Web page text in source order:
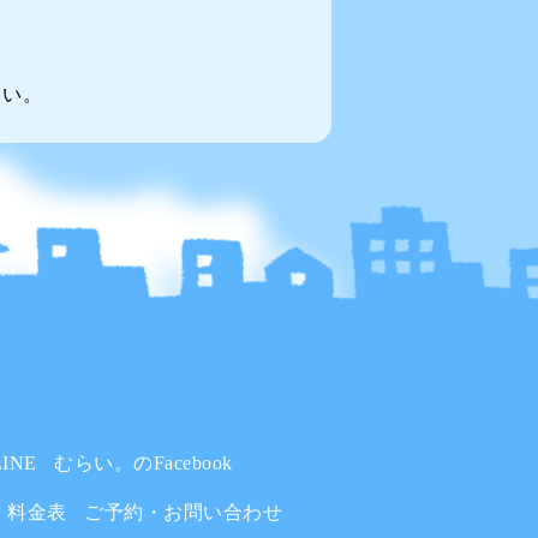
。
むらい。のFacebook
料金表 ご予約・お問い合わせ